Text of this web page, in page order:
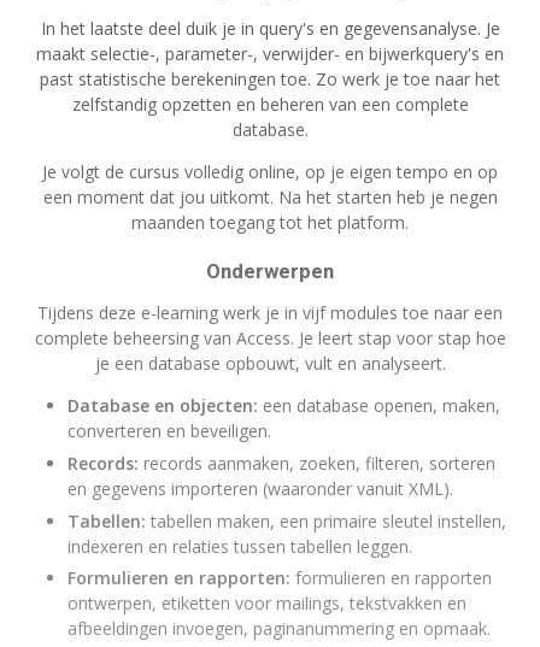
In het laatste deel duik je in query's en gegevensanalyse. Je
maakt selectie-, parameter-, verwijder- en bijwerkquery's en
past statistische berekeningen toe. Zo werk je toe naar het
zelfstandig opzetten en beheren van een complete
database.
Je volgt de cursus volledig online, op je eigen tempo en op
een moment dat jou uitkomt. Na het starten heb je negen
maanden toegang tot het platform.
Onderwerpen
Tijdens deze e-learning werk je in vijf modules toe naar een
complete beheersing van Access. Je leert stap voor stap hoe
je een database opbouwt, vult en analyseert.
Database en objecten: een database openen, maken,
converteren en beveiligen.
Records: records aanmaken, zoeken, filteren, sorteren
en gegevens importeren (waaronder vanuit XML).
Tabellen: tabellen maken, een primaire sleutel instellen,
indexeren en relaties tussen tabellen leggen.
Formulieren en rapporten: formulieren en rapporten
ontwerpen, etiketten voor mailings, tekstvakken en
afbeeldingen invoegen, paginanummering en opmaak.